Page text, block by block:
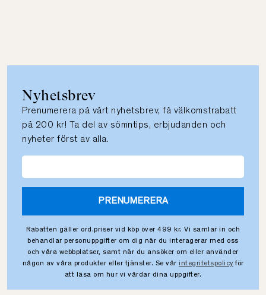
Nyhetsbrev
Prenumerera på vårt nyhetsbrev, få välkomstrabatt
på 200 kr! Ta del av sömntips, erbjudanden och
nyheter först av alla.
PRENUMERERA
Rabatten gäller ord.priser vid köp över 499 kr. Vi samlar in och
behandlar personuppgifter om dig när du interagerar med oss
och våra webbplatser, samt när du ansöker om eller använder
någon av våra produkter eller tjänster. Se vår integritetspolicy för
att läsa om hur vi vårdar dina uppgifter.